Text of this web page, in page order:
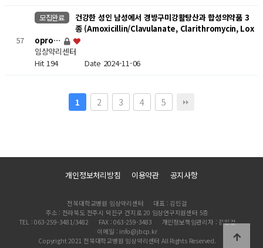
57
모집완료
건강한 성인 남성에서 경방구미강활탕산과 합성의약품 3
종 (Amoxicillin/Clavulanate, Clarithromycin, Lox
opro…
임상약리센터
Hit 194Date 2024-11-06
1 2 3 4 5
개인정보처리방침 이용약관 공지사항
전북대학교병원 임상약리센터
대표 : 김민걸
주소 : 전라북도 전주시 덕진구 건지로 20 임상연구지원센터 5층
TEL : 063-259-3481/3482
FAX : 063-259-3483
개인정보책임관리자 : 김민걸
이메일 : info@jbcp.kr
Copyright 2021 전북대학교병원 임상약리센터 All Rights Reserved.